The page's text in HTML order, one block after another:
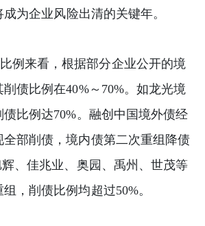
为企业风险出清的关键年。
例来看，根据部分企业公开的境
债比例在40%～70%。如龙光境
比例达70%。融创中国境外债经
部削债，境内债第二次重组降债
辉、佳兆业、奥园、禹州、世茂等
，削债比例均超过50%。